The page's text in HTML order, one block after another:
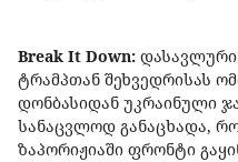
Break It Down: დასავლური
ტრამპთან შეხვედრისას
დონბასიდან უკრაინული
სანაცვლოდ განაცხადა,
ზაპორიჟიაში ფრონტი